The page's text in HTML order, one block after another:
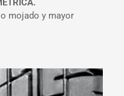
mojado y mayor